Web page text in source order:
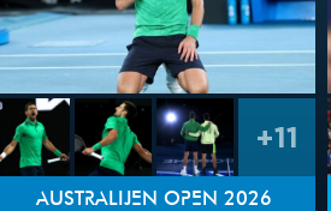
+11
AUSTRALIJEN OPEN 2026